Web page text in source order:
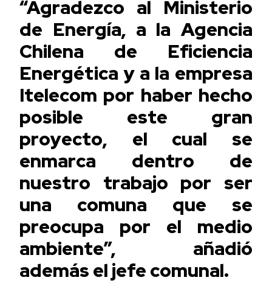
“Agradezco al Ministerio
de Energía, a la Agencia
Chilena de Eficiencia
Energética y a la empresa
Itelecom por haber hecho
posible este gran
proyecto, el cual se
enmarca dentro de
nuestro trabajo por ser
una comuna que se
preocupa por el medio
ambiente”, añadió
además el jefe comunal.